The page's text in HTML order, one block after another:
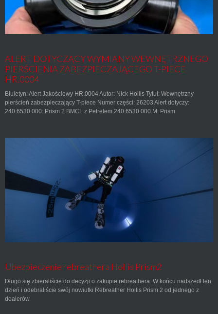
ALERT DOTYCZĄCY WYMIANY WEWNĘTRZNEGO
PIERŚCIENIA ZABEZPIECZAJĄCEGO T-PIECE
HR.0004
Biuletyn: Alert Jakościowy HR.0004 Autor: Nick Hollis Tytuł: Wewnętrzny
pierścień zabezpieczający T-piece Numer części: 26203 Alert dotyczy:
240.6530.000: Prism 2 BMCL z Petrelem 240.6530.000.M: Prism
Ubezpieczenie rebreathera Hollis Prism2
Długo się zbieraliście do decyzji o zakupie rebreathera. W końcu nadszedł ten
dzień i odebraliście swój nowiutki Rebreather Hollis Prism 2 od jednego z
dealerów